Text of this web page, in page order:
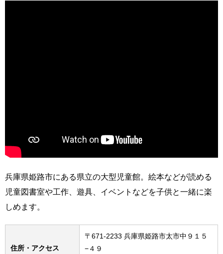
兵庫県姫路市にある県立の大型児童館。絵本などが読める
児童図書室や工作、遊具、イベントなどを子供と一緒に楽
しめます。
住所・アクセス
〒671-2233 兵庫県姫路市太市中９１５
−４９